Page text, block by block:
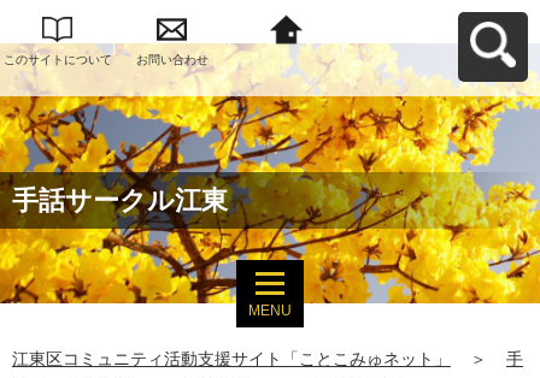
このサイトについて お問い合わせ
江東区コミュニティ
活動支援サイト「こ
とこみゅネット」へ
戻る
手話サークル江東
MENU
江東区コミュニティ活動支援サイト「ことこみゅネット」 ＞
手